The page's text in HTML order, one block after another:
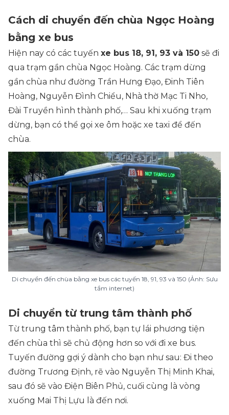
Cách di chuyển đến chùa Ngọc Hoàng
bằng xe bus
Hiện nay có các tuyến xe bus 18, 91, 93 và 150 sẽ đi
qua trạm gần chùa Ngọc Hoàng. Các trạm dừng
gần chùa như đường Trần Hưng Đạo, Đinh Tiên
Hoàng, Nguyễn Đình Chiểu, Nhà thờ Mạc Ti Nho,
Đài Truyền hình thành phố,… Sau khi xuống trạm
dừng, bạn có thể gọi xe ôm hoặc xe taxi để đến
chùa.
Di chuyển đến chùa bằng xe bus các tuyến 18, 91, 93 và 150 (Ảnh: Sưu
tầm internet)
Di chuyển từ trung tâm thành phố
Từ trung tâm thành phố, bạn tự lái phương tiện
đến chùa thì sẽ chủ động hơn so với đi xe bus.
Tuyến đường gợi ý dành cho bạn như sau: Đi theo
đường Trương Định, rẽ vào Nguyễn Thị Minh Khai,
sau đó sẽ vào Điện Biên Phủ, cuối cùng là vòng
xuống Mai Thị Lựu là đến nơi.